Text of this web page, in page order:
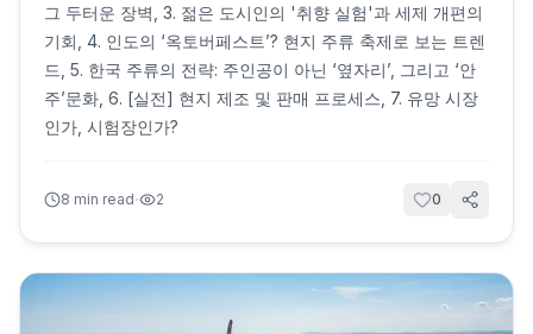
그 두터운 장벽, 3. 젊은 도시인의 '취향 실험'과 세제 개편의
기회, 4. 인도의 ‘옥토버페스트’? 현지 주류 축제로 보는 트렌
드, 5. 한국 주류의 전략: 주인공이 아닌 ‘옆자리’, 그리고 ‘안
주’문화, 6. [실전] 현지 제조 및 판매 프로세스, 7. 유망 시장
인가, 시험장인가?
8 min read· 2 0